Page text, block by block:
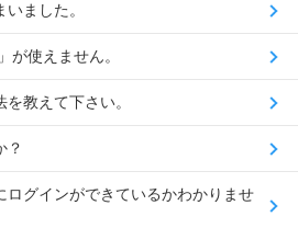
ました。
が使えません。
教えて下さい。
？
ログインができているかわかりませ